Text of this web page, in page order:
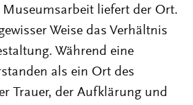
liefert der Ort.
Weise das Verhältnis
Während eine
als ein Ort des
Trauer, der Aufklärung und